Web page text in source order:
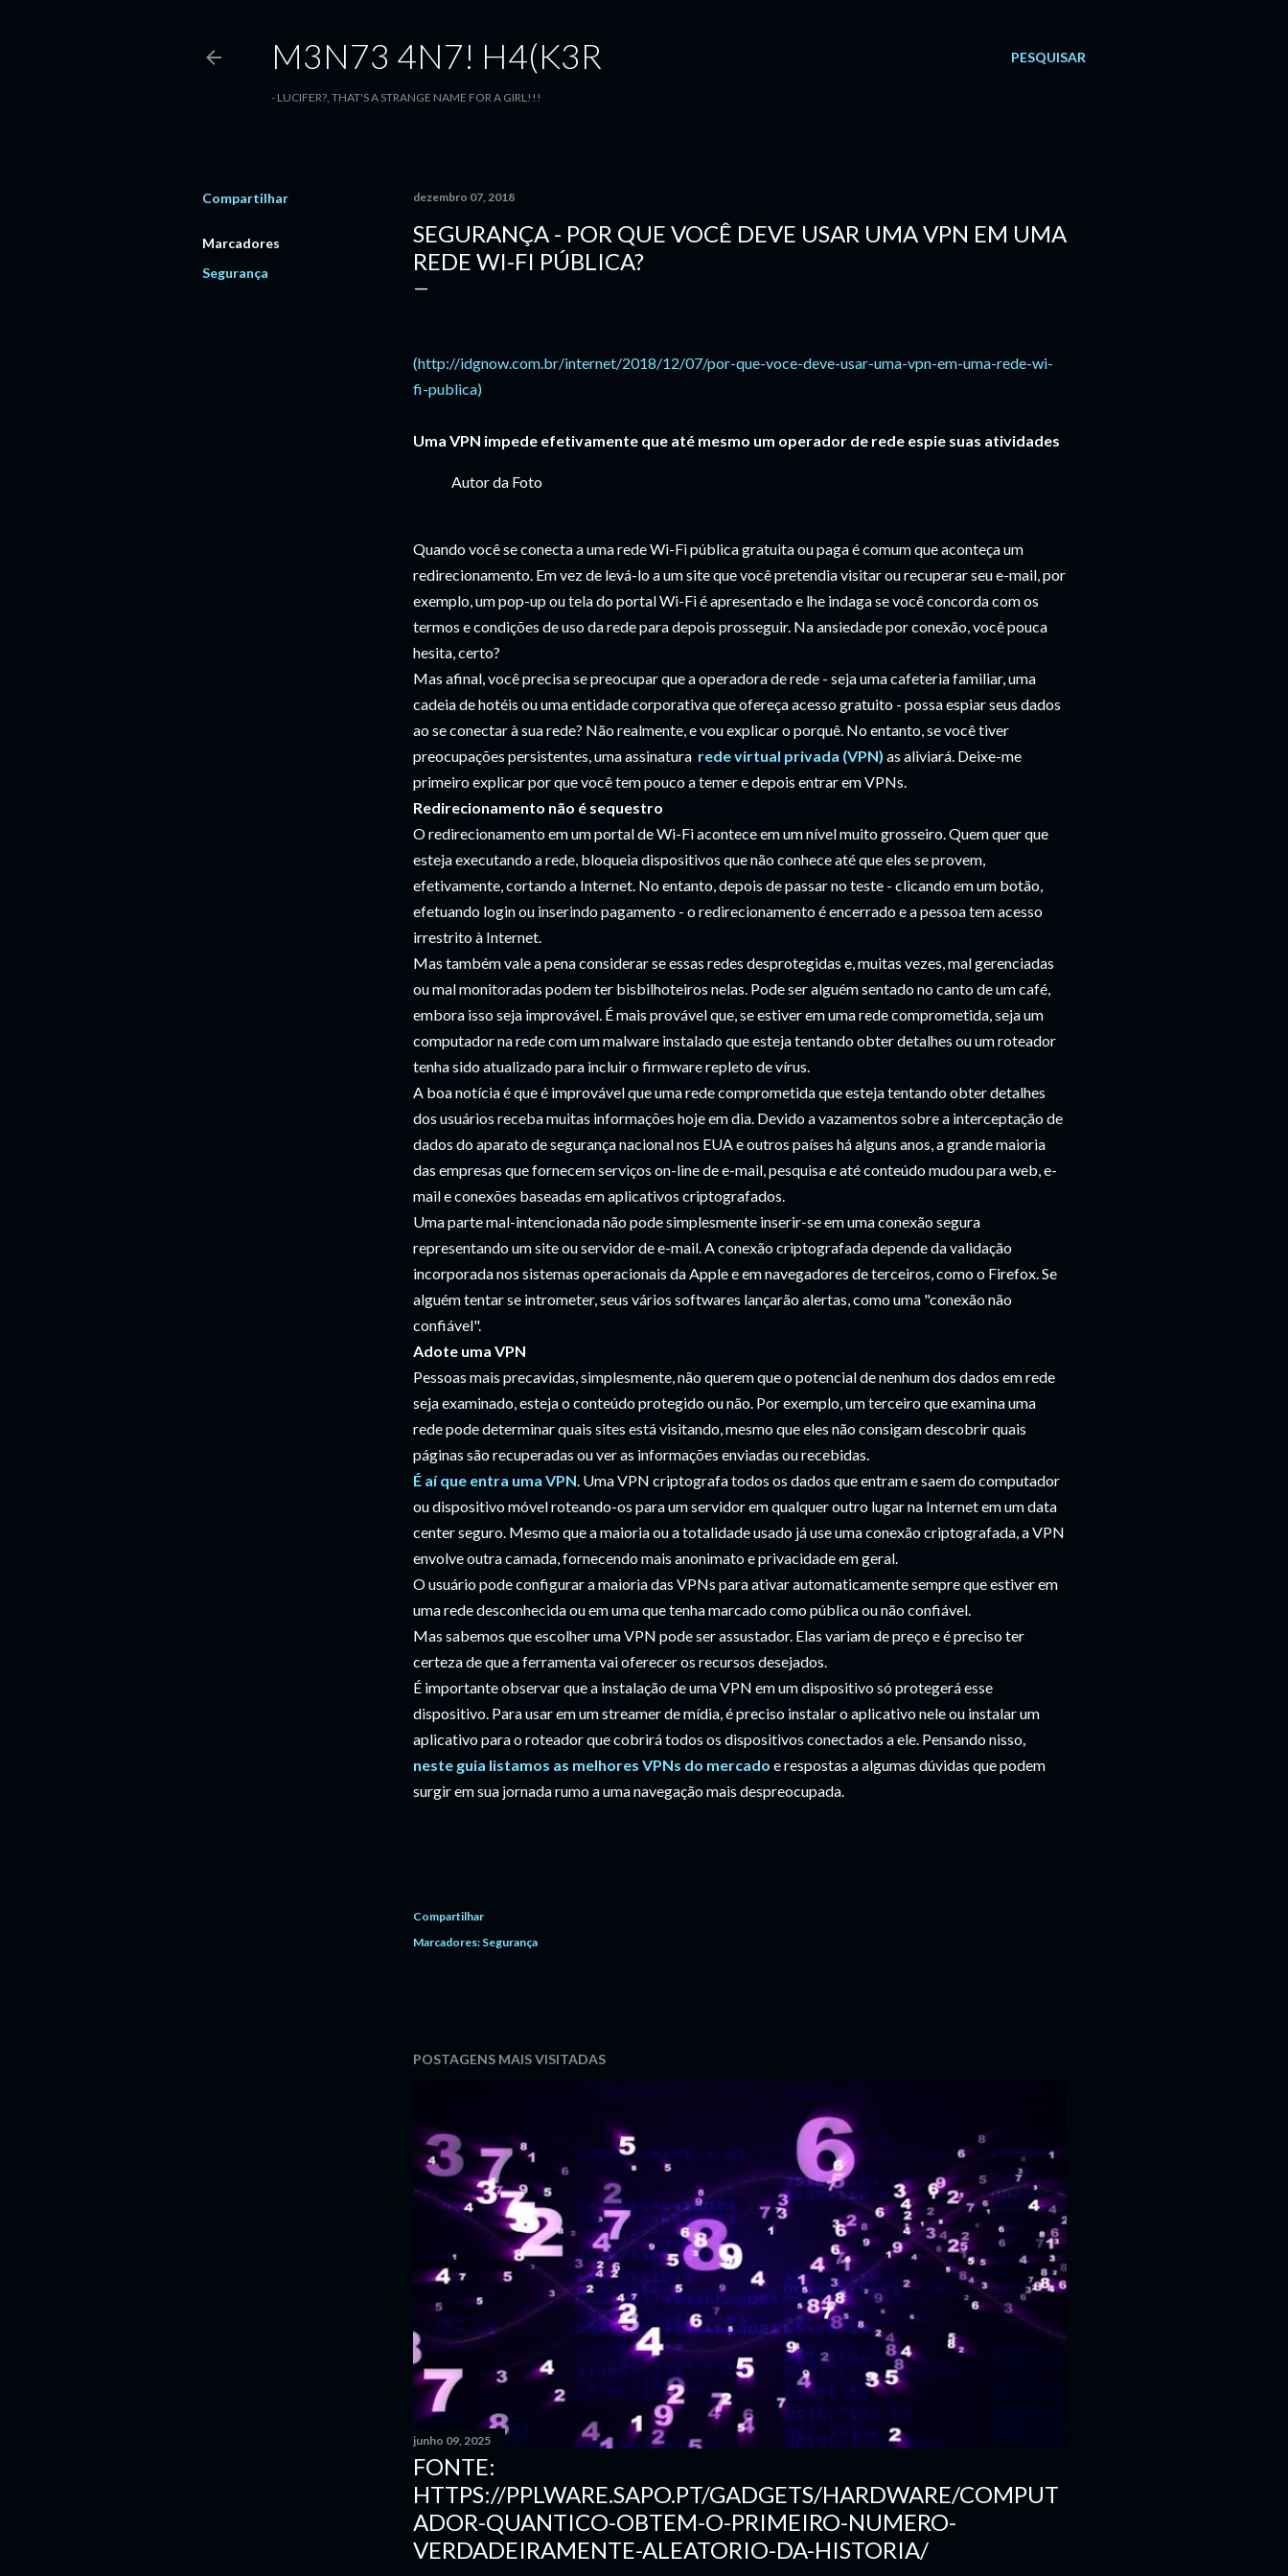
PESQUISAR
M3N73 4N7! H4(K3R
- LUCIFER?, THAT'S A STRANGE NAME FOR A GIRL!!!
Compartilhar
Marcadores
Segurança
dezembro 07, 2018
SEGURANÇA - POR QUE VOCÊ DEVE USAR UMA VPN EM UMA
REDE WI-FI PÚBLICA?
(http://idgnow.com.br/internet/2018/12/07/por-que-voce-deve-usar-uma-vpn-em-uma-rede-wi-
fi-publica)
Uma VPN impede efetivamente que até mesmo um operador de rede espie suas atividades
Autor da Foto
Quando você se conecta a uma rede Wi-Fi pública gratuita ou paga é comum que aconteça um
redirecionamento. Em vez de levá-lo a um site que você pretendia visitar ou recuperar seu e-mail, por
exemplo, um pop-up ou tela do portal Wi-Fi é apresentado e lhe indaga se você concorda com os
termos e condições de uso da rede para depois prosseguir. Na ansiedade por conexão, você pouca
hesita, certo?
Mas afinal, você precisa se preocupar que a operadora de rede - seja uma cafeteria familiar, uma
cadeia de hotéis ou uma entidade corporativa que ofereça acesso gratuito - possa espiar seus dados
ao se conectar à sua rede? Não realmente, e vou explicar o porquê. No entanto, se você tiver
preocupações persistentes, uma assinatura rede virtual privada (VPN) as aliviará. Deixe-me
primeiro explicar por que você tem pouco a temer e depois entrar em VPNs.
Redirecionamento não é sequestro
O redirecionamento em um portal de Wi-Fi acontece em um nível muito grosseiro. Quem quer que
esteja executando a rede, bloqueia dispositivos que não conhece até que eles se provem,
efetivamente, cortando a Internet. No entanto, depois de passar no teste - clicando em um botão,
efetuando login ou inserindo pagamento - o redirecionamento é encerrado e a pessoa tem acesso
irrestrito à Internet.
Mas também vale a pena considerar se essas redes desprotegidas e, muitas vezes, mal gerenciadas
ou mal monitoradas podem ter bisbilhoteiros nelas. Pode ser alguém sentado no canto de um café,
embora isso seja improvável. É mais provável que, se estiver em uma rede comprometida, seja um
computador na rede com um malware instalado que esteja tentando obter detalhes ou um roteador
tenha sido atualizado para incluir o firmware repleto de vírus.
A boa notícia é que é improvável que uma rede comprometida que esteja tentando obter detalhes
dos usuários receba muitas informações hoje em dia. Devido a vazamentos sobre a interceptação de
dados do aparato de segurança nacional nos EUA e outros países há alguns anos, a grande maioria
das empresas que fornecem serviços on-line de e-mail, pesquisa e até conteúdo mudou para web, e-
mail e conexões baseadas em aplicativos criptografados.
Uma parte mal-intencionada não pode simplesmente inserir-se em uma conexão segura
representando um site ou servidor de e-mail. A conexão criptografada depende da validação
incorporada nos sistemas operacionais da Apple e em navegadores de terceiros, como o Firefox. Se
alguém tentar se intrometer, seus vários softwares lançarão alertas, como uma "conexão não
confiável".
Adote uma VPN
Pessoas mais precavidas, simplesmente, não querem que o potencial de nenhum dos dados em rede
seja examinado, esteja o conteúdo protegido ou não. Por exemplo, um terceiro que examina uma
rede pode determinar quais sites está visitando, mesmo que eles não consigam descobrir quais
páginas são recuperadas ou ver as informações enviadas ou recebidas.
É aí que entra uma VPN. Uma VPN criptografa todos os dados que entram e saem do computador
ou dispositivo móvel roteando-os para um servidor em qualquer outro lugar na Internet em um data
center seguro. Mesmo que a maioria ou a totalidade usado já use uma conexão criptografada, a VPN
envolve outra camada, fornecendo mais anonimato e privacidade em geral.
O usuário pode configurar a maioria das VPNs para ativar automaticamente sempre que estiver em
uma rede desconhecida ou em uma que tenha marcado como pública ou não confiável.
Mas sabemos que escolher uma VPN pode ser assustador. Elas variam de preço e é preciso ter
certeza de que a ferramenta vai oferecer os recursos desejados.
É importante observar que a instalação de uma VPN em um dispositivo só protegerá esse
dispositivo. Para usar em um streamer de mídia, é preciso instalar o aplicativo nele ou instalar um
aplicativo para o roteador que cobrirá todos os dispositivos conectados a ele. Pensando nisso,
neste guia listamos as melhores VPNs do mercado e respostas a algumas dúvidas que podem
surgir em sua jornada rumo a uma navegação mais despreocupada.
Compartilhar
Marcadores: Segurança
POSTAGENS MAIS VISITADAS
junho 09, 2025
FONTE:
HTTPS://PPLWARE.SAPO.PT/GADGETS/HARDWARE/COMPUT
ADOR-QUANTICO-OBTEM-O-PRIMEIRO-NUMERO-
VERDADEIRAMENTE-ALEATORIO-DA-HISTORIA/